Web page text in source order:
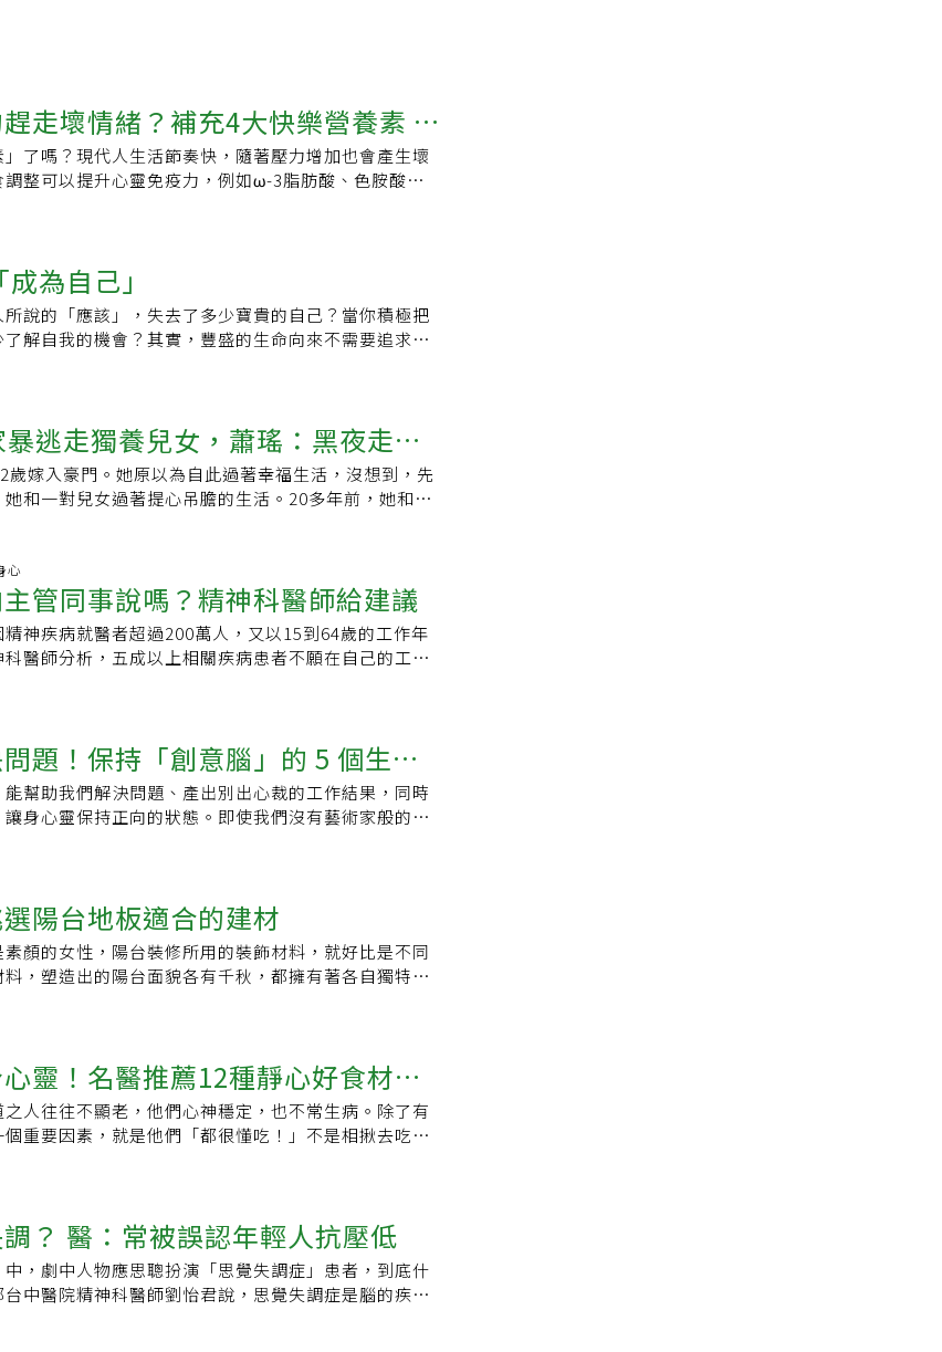
走壞情緒？補充4大快樂營養素 早
了嗎？現代人生活節奏快，隨著壓力增加也會產生壞
整可以提升心靈免疫力，例如ω-3脂肪酸、色胺酸、維
維生素C、鈣和鎂，攝取相關食物可以幫助減輕壓力。
經細胞與傳導的重要成分，因具有抗氧化、清除自由基
量，改善憂鬱。常見食物有鯖魚、秋刀魚、鮭魚、沙
在調節睡眠上扮演重大角色，可以幫助人體保持放鬆。
、鮭魚、毛豆、南瓜子、牛小排、雞蛋、傳統豆腐、
化劑，有助於減輕壓力活化免疫力，像是柑橘類水果、
源。避免高糖、高油脂食物 張麗娟提醒，除了增加快
、高油脂這些影響心情的地雷食物。精緻點心、糖
。雖可在短時間內刺激血清素分泌而發揮鎮靜作用，
濁、換氧能力下降，當膽固醇指數升高時，人體的壓
心血管疾病的可能。三餐這樣吃才對 三餐要怎麼吃才
晚1杯奶、每餐水果拳頭大、菜比水果多一點、豆魚蛋
、三餐至少有一餐吃全穀類雜糧。建立一個均衡、多
各種營養素，有助於提升心靈免疫力，增強應對生活
為自己」
說的「應該」，失去了多少寶貴的自己？當你積極把
解自我的機會？其實，豐盛的生命向來不需要追求更
～怦然心動的人生整理魔法～」的執行製作人和她的
識麻理惠，一路陪伴她從「熱愛收納的女孩」成為從
理大師，甚至於2015年獲選為「時代百大世界最有影響
容我和麻理惠嶄新人生的轉捩點，我認為是從我們下
練習「成為自己」。「做自己」和「成為自己」有什
自己」是我們轉變的起點，也是我一再強調的核心宗
，至今我都無法忘懷。那是我們到美國的第二年，已
醒來的忙碌生活，那天早上麻理惠受邀在德州的西南
這是麻理惠第一次要在這麼大型的舞台上演講，她本
後我們馬上趕回紐約，因為隔天還有一場在曼哈頓的
，幫我們訂了一間位於曼哈頓的豪華大飯店，但我們
，簡單梳洗後就準備就寢。那天半夜我醒來發現麻理
我可以感受到一種很壓抑的情緒，彷彿她就要往下跳
，將她抱入懷裡說：「我們去睡覺吧，明天還要早
衝刺，我們生了兩個可愛的孩子，雖然獲得許多人的
身心已經撐到了極限，她後來也跟我分享了那段時間
的一段時期，因為她花了很多時間，扮演「別人期待
，等麻理惠起床就告訴她：「讓我們停止演講吧，採
後來我們改變審核工作邀約的方式，99％根據麻理惠
惠做她有把握也願意嘗試的事，為此我們一周最高紀
，憑著感覺反而能與人的情感產生共鳴，加上大幅刪減
再感受到壓迫、焦慮，讓她能用最真誠的情感與他人
更好，也更有力量。令我們都意外的是，工作減少
高抗壓性，只要敢於放手。」（本文摘自《我要的新
逃走獨養兒女，蕭瑤：黑夜走黎
著過
歲嫁入豪門。她原以為自此過著幸福生活，沒想到，先
和一對兒女過著提心吊膽的生活。20多年前，她和小
得極為古典、美麗，「那時林黛很有名，大家就叫我
）。」家境清寒的她，年幼願望是以後要當明星，
赴港拍戲，一炮而紅 從小她學民
戲劇系，在校演花旦，她的美貌和演技受矚目，名聲
台北分公司主動登門拜訪，邀她赴香港拍電影，「我想
年拍了5部戲，包括《瀛台泣血》等，這時遇見她的先
「母親給我的觀念是，女人要結婚、要嫁個會疼妳的
她捧在手心，「那時約會，只要我看某樣東西一眼，
他無微不至的呵護下，她自認遇到全世界最棒的男
天的演藝事業，遠嫁印尼。 先生控制欲強，全家痛苦
下長子William，3年後女兒王宇婕出生。只是，一家人
先生控制欲太強、心態扭曲，她和一對兒女都被家
圍中。 「只要他在家，就鴉雀無聲。」蕭瑤很想離
幾度帶著小孩逃跑，又被抓回去。直到1998年印尼排
「我當家庭主婦的生活太安逸了，上班時，連接電話
，她有6個傭人，包括保母、司機、園丁等，卻需要從
社10點上班，兒女不在身邊她很空虛，「我想填滿早
，做清晨5點到10點的班。」此時的她，不是富太太、
當演員，賺錢養媽媽和哥哥。 蕭瑤檢討：「我在婚姻
金錢，以前我覺得那些都是他給我的，我都不要，這是
想，沒有錢、土地…，無法讓他們好好念書。」 逃回台
電話也不敢接，更遑論提出離婚。8~9年後，在朋友的
半棄養，「花3000多元寫訴狀，再花了1年，法院就
心
管同事說嗎？精神科醫師給建議
神疾病就醫者超過200萬人，又以15到64歲的工作年
醫師分析，五成以上相關疾病患者不願在自己的工作
的兩難，告知後怕被貼上「抗壓力差」等標籤，更少
聘。絕口不提，又易在工作期間感到心裡痛苦且無人
接觸過的個案，更多工作者最後選擇不說。新光醫院
病當然不必大聲說」，畢竟社會上對精神疾病仍存諸
被貼上不好的標籤。全國自殺防治中心主任李明濱建
科醫師楊聰財建議患者在公司內建立自己的熟稔同事
己的狀況，有心事時才能找到人分享，減低焦慮和憂
病了，建議以同理心適度陪伴，對他們以鼓勵取代批
務來了解員工心理狀態，中華人力資源主管協會常務
案（簡稱EAP），解決一切會減低勞工生產力的問
法很多，「替員工安排心理諮商資源」已經是最常見
力、性騷擾防治等。他指出，有企業內聘心理師，但
密被主管或同事知道」，使用率低；更多企業於是和
合作，提供免費諮商資源給員工。勞動部勞動福祉退
健康司長諶立中表示，今年起讓隸屬各縣市衛生局的
並納入社安網，目標十年內設滿100所。自殺，不能解決
。求救請打1995 ( 要救救我 )
題！保持「創意腦」的 5 個生活
壓效果
幫助我們解決問題、產出別出心裁的工作結果，同時
身心靈保持正向的狀態。即使我們沒有藝術家般的專
態，在全心的專注下獲得心靈上的平靜和成就感，讓
畫已經有許多研究顯示，繪畫對於紓發情緒、培養抗
助的，藝術治療師 Megan Carleton 曾透過讓他們繪
或其他疾病的病人，這項活動對他們的病情是有所改
繪畫的愛好者，維持這項興趣活動對你的大腦很有幫
程度，也能預防老人痴呆，令人驚訝的是，這項效果
論是在家隨歌起舞，還是報名有氧舞蹈、zumba 等課
的大腦也非常有幫助。4. 玩樂其實人類具有玩樂的天
識他人與表達自我的一種方式。玩遊戲對大腦有長期
人的認知能力也很有益處。5. 親近大自然近期有個名
Creativity in the wild）的研究顯示，親近大自然對於
的，研究受試者到山中健行四天，期間不得使用科技產
問題解決作業，結果發現他們的作業表現進步了
問題上，或是在工作上沒什麼靈感時，讓大自然帶給
陽台地板適合的建材
顏的女性，陽台裝修所用的裝飾材料，就好比是不同
，塑造出的陽台面貌各有千秋，都擁有著各自獨特的
冷、現代，而木質地板則是溫馨、踏實⋯⋯將這些材
實用性十足或是洋溢自然氣息的陽台景觀。地磚：服
型陽台的地面材質最基本的要求是防滑、耐磨、抗老
台，由於用水情況較多，地面選用磁磚可以發揮防水
易清理，可省下維護的心力。另外，地面磁磚的花色
需求，創造出獨特的陽台效果。釉面磚•特點：釉面
按原材料的不同分為陶製釉面磚和瓷製釉面磚；按照光
亮光面）和亮光兩種類型。•優點：具有豐富的色彩
還具有較好的防汙效果。•運用方式：在有用水需求
靈！名醫推薦12種靜心好食材清
人往往不顯老，他們心神穩定，也不常生病。除了有
重要因素，就是他們「都很懂吃！」不是相揪去吃新
汙染的、調味繁重的食物。我會避免的還有反覆加熱
飲料、不新鮮的肉、超量的咖啡因。 有時人不是真的生
的能力特別差，而是受到這些暗黑食物的干擾。吃錯東
能把它代謝掉。正從疾病中康復的人，消化、代謝、
慎選入口的食物，減少干擾與無謂的耗損，把大部份
調？ 醫：常被誤認年輕人抗壓低
，劇中人物應思聰扮演「思覺失調症」患者，到底什
中醫院精神科醫師劉怡君說，思覺失調症是腦的疾